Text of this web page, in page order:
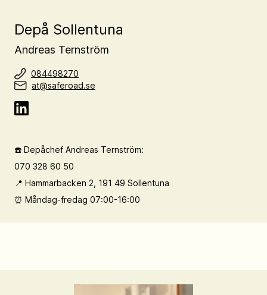
Depå Sollentuna
Andreas Ternström
084498270
at@saferoad.se
☎️ Depåchef Andreas Ternström:
070 328 60 50
📍 Hammarbacken 2, 191 49 Sollentuna